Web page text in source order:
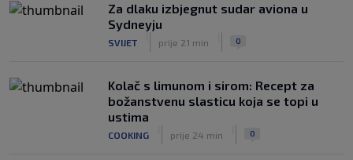
Za dlaku izbjegnut sudar aviona u
Sydneyju
SVIJET prije 21 min 0
Kolač s limunom i sirom: Recept za
božanstvenu slasticu koja se topi u
ustima
COOKING prije 24 min 0